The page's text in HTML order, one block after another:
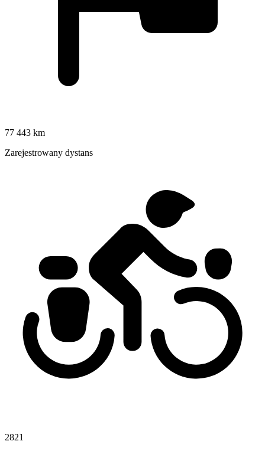
77 443 km
Zarejestrowany dystans
2821